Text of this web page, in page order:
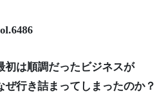
初は順調だったビジネスが
ぜ行き詰まってしまったのか？